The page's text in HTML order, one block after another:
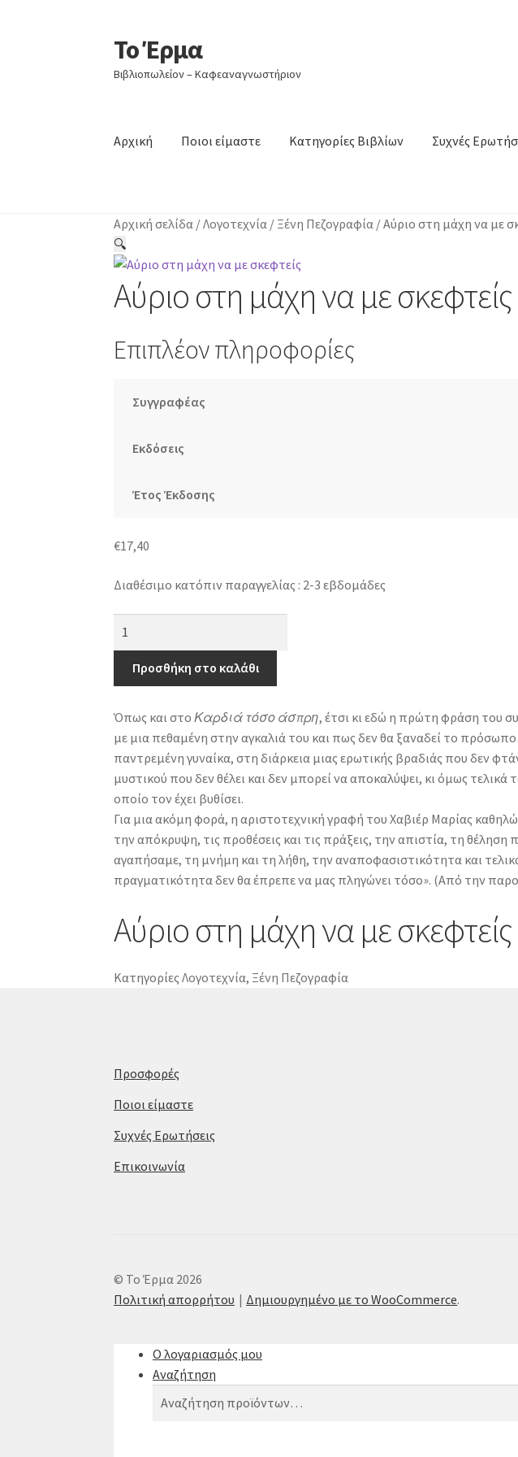
Απευθείας
μετάβαση
στην
Μετάβαση
σε
περιεχόμενο
Το Έρμα
Βιβλιοπωλείον – Καφεαναγνωστήριον
Αρχική Ποιοι είμαστε Κατηγορίες Βιβλίων Συχνές
Αρχική σελίδα /Λογοτεχνία / Ξένη Πεζογραφία /Αύριο στη μάχη να με
🔍
Αύριο στη μάχη να με σκεφτείς
Επιπλέον πληροφορίες
Συγγραφέας
Εκδόσεις
Έτος Έκδοσης
€17,40
Διαθέσιμο κατόπιν παραγγελίας : 2-3 εβδομάδες
μάχη
να
σκεφτείς
ποσότητα
Προσθήκη στο καλάθι
Όπως και στοΚαρδιά τόσο άσπρη, έτσι κι εδώ η πρώτη φράση του
με μια πεθαμένη στην αγκαλιά του και πως δεν θα ξαναδεί το
παντρεμένη γυναίκα, στη διάρκεια μιας ερωτικής βραδιάς που δεν
μυστικού που δεν θέλει και δεν μπορεί να αποκαλύψει, κι όμως
οποίο τον έχει βυθίσει.
Για μια ακόμη φορά, η αριστοτεχνική γραφή του Χαβιέρ Μαρίας
την απόκρυψη, τις προθέσεις και τις πράξεις, την απιστία, τη
αγαπήσαμε, τη μνήμη και τη λήθη, την αναποφασιστικότητα και
πραγματικότητα δεν θα έπρεπε να μας πληγώνει τόσο». (Από την
Αύριο στη μάχη να με σκεφτείς
Κατηγορίες Λογοτεχνία, Ξένη Πεζογραφία
Προσφορές
Ποιοι είμαστε
Συχνές Ερωτήσεις
Επικοινωνία
© Το Έρμα 2026
Πολιτική απορρήτου
Δημιουργημένο με το WooCommerce.
Ο λογαριασμός μου
Αναζήτηση
Αναζήτηση
Αναζήτηση